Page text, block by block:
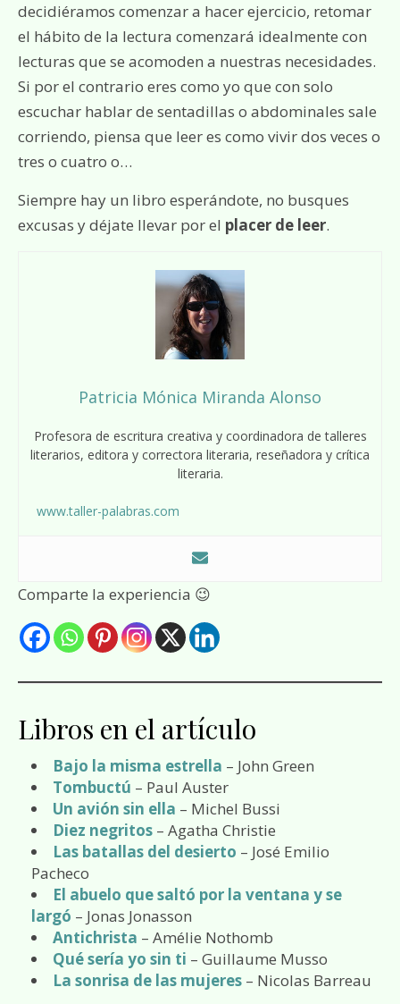
decidiéramos comenzar a hacer ejercicio, retomar
el hábito de la lectura comenzará idealmente con
lecturas que se acomoden a nuestras necesidades.
Si por el contrario eres como yo que con solo
escuchar hablar de sentadillas o abdominales sale
corriendo, piensa que leer es como vivir dos veces o
tres o cuatro o…
Siempre hay un libro esperándote, no busques
excusas y déjate llevar por el placer de leer.
Patricia Mónica Miranda Alonso
Profesora de escritura creativa y coordinadora de talleres
literarios, editora y correctora literaria, reseñadora y crítica
literaria.
www.taller-palabras.com
Comparte la experiencia 😉
Libros en el artículo
Bajo la misma estrella – John Green
Tombuctú – Paul Auster
Un avión sin ella – Michel Bussi
Diez negritos – Agatha Christie
Las batallas del desierto – José Emilio
Pacheco
El abuelo que saltó por la ventana y se
largó – Jonas Jonasson
Antichrista – Amélie Nothomb
Qué sería yo sin ti – Guillaume Musso
La sonrisa de las mujeres – Nicolas Barreau